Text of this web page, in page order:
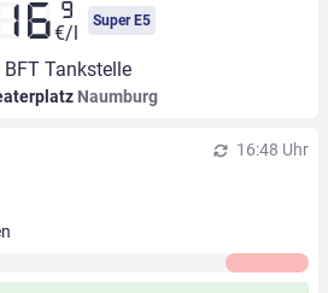
9
€/l
Super E5
BFT Tankstelle
Naumburg
16:48 Uhr